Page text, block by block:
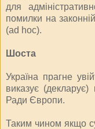
для
помилки на
(ad hoc).
Шоста
Україна прагне
виказує (декларує)
Ради Європи.
Таким чином якщо